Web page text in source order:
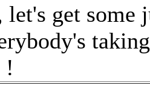
let's get some
!